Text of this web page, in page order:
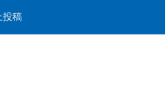
投稿